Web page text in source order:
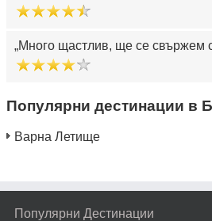
Много щастлив, ще се свържем
Популярни дестинации в
Варна Летище
Популярни Дестинации